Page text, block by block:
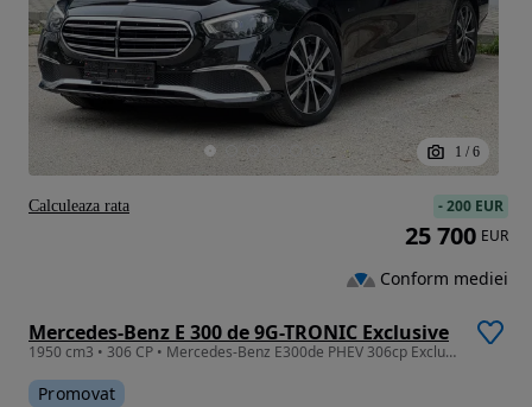
1 / 6
Mercedes-Benz E 300 de 9G-TRONIC Exclusive
1950 cm3 • 306 CP • Mercedes-Benz E300de PHEV 306cp Exclusive
Promovat
-200 EUR
25 700 EUR
Conform mediei
Calculeaza rata